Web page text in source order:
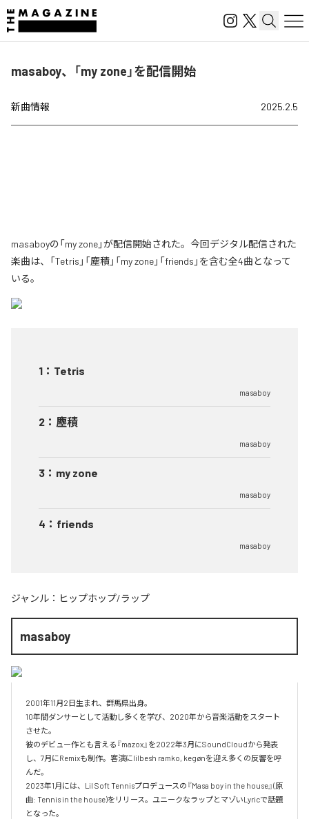
masaboy、「my zone」を配信開始
新曲情報 2025.2.5
masaboyの「my zone」が配信開始された。今回デジタル配信された
楽曲は、「Tetris」「塵積」「my zone」「friends」を含む全4曲となって
いる。
1 ： Tetris
masaboy
2 ： 塵積
masaboy
3 ： my zone
masaboy
4 ： friends
masaboy
ジャンル： ヒップホップ/ラップ
masaboy
2001年11月2日生まれ、群馬県出身。
10年間ダンサーとして活動し多くを学び、2020年から音楽活動をスタート
させた。
彼のデビュー作とも言える『mazox』を2022年3月にSoundCloudから発表
し、7月にRemixも制作。客演にlilbesh ramko, kegønを迎え多くの反響を呼
んだ。
2023年1月には、Lil Soft Tennisプロデュースの『Masa boy in the house』(原
曲: Tennis in the house)をリリース。ユニークなラップとマゾいLyricで話題
となった。